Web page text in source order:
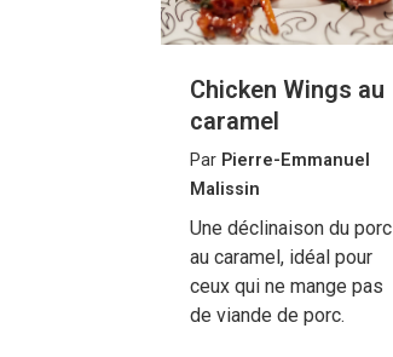
Chicken Wings au
caramel
Par Pierre-Emmanuel
Malissin
Une déclinaison du porc
au caramel, idéal pour
ceux qui ne mange pas
de viande de porc.